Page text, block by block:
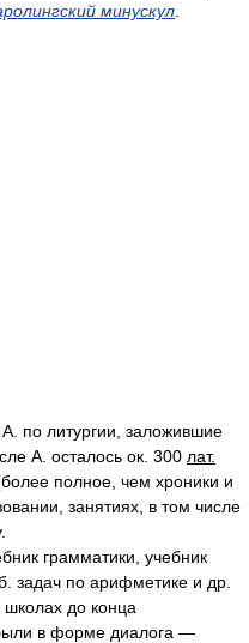
минускул
по литургии, заложившие
А. осталось ок. 300 лат.
полное, чем хроники и
занятиях, в том числе
грамматики, учебник
задач по арифметике и др.
до конца
в форме диалога —